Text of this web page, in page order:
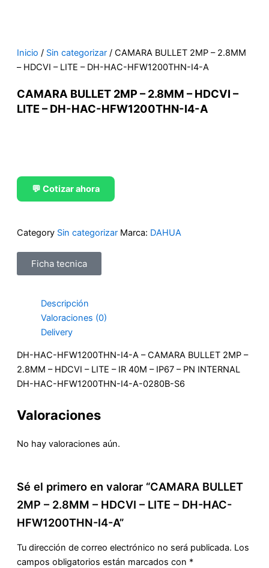
Inicio / Sin categorizar / CAMARA BULLET 2MP – 2.8MM
– HDCVI – LITE – DH-HAC-HFW1200THN-I4-A
CAMARA BULLET 2MP – 2.8MM – HDCVI –
LITE – DH-HAC-HFW1200THN-I4-A
💬 Cotizar ahora
Category Sin categorizar Marca: DAHUA
Ficha tecnica
Descripción
Valoraciones (0)
Delivery
DH-HAC-HFW1200THN-I4-A – CAMARA BULLET 2MP –
2.8MM – HDCVI – LITE – IR 40M – IP67 – PN INTERNAL
DH-HAC-HFW1200THN-I4-A-0280B-S6
Valoraciones
No hay valoraciones aún.
Sé el primero en valorar “CAMARA BULLET
2MP – 2.8MM – HDCVI – LITE – DH-HAC-
HFW1200THN-I4-A”
Tu dirección de correo electrónico no será publicada. Los
campos obligatorios están marcados con *